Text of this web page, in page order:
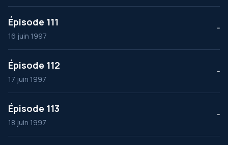
Épisode 111
16 juin 1997
--
Épisode 112
17 juin 1997
--
Épisode 113
18 juin 1997
--